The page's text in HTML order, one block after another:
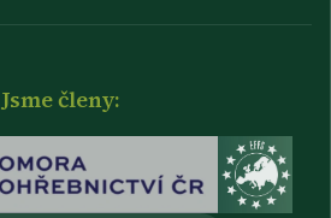
Jsme členy: